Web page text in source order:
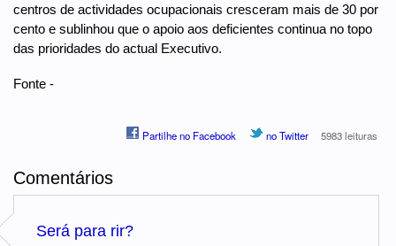
centros de actividades ocupacionais cresceram mais de 30 por
cento e sublinhou que o apoio aos deficientes continua no topo
das prioridades do actual Executivo.
Fonte -
Partilhe no Facebook no Twitter 5983 leituras
Comentários
Será para rir?